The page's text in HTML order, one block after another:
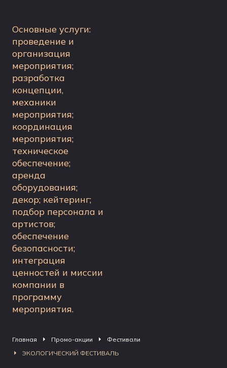
Основные услуги:
проведение и
организация
мероприятия;
разработка
концепции,
механики
мероприятия;
координация
мероприятия;
техническое
обеспечение;
аренда
оборудования;
декор; кейтеринг;
подбор персонала и
артистов;
обеспечение
безопасности;
интеграция
ценностей и миссии
компании в
программу
мероприятия.
Главная Промо-акции
Фестивали
ЭКОЛОГИЧЕСКИЙ ФЕСТИВАЛЬ